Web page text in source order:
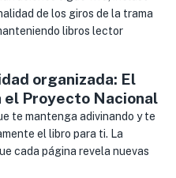
de los giros de la trama
libros lector
organizada: El
el Proyecto Nacional
te mantenga adivinando y te
el libro para ti. La
cada página revela nuevas